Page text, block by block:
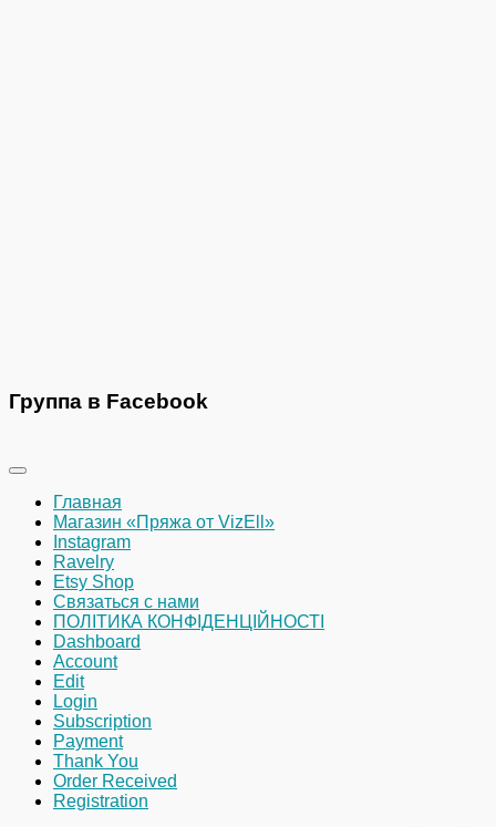
Группа в Facebook
Главная
Магазин «Пряжа от VizEll»
Instagram
Ravelry
Etsy Shop
Связаться с нами
ПОЛІТИКА КОНФІДЕНЦІЙНОСТІ
Dashboard
Account
Edit
Login
Subscription
Payment
Thank You
Order Received
Registration